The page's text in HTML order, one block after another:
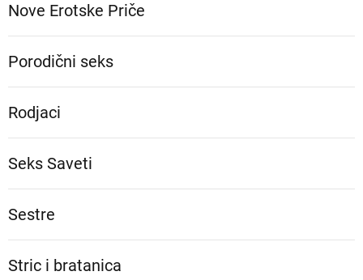
Nove Erotske Priče
Porodični seks
Rodjaci
Seks Saveti
Sestre
Stric i bratanica